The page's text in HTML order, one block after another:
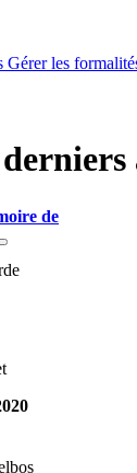
Gérer les
de